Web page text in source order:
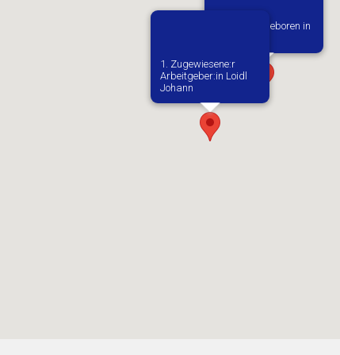
Vermutlich geboren in
1. Zugewiesene:r
Arbeitgeber:in​ Loidl
Johann